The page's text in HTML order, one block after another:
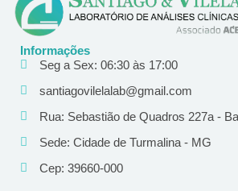
Informações
Seg a Sex: 06:30 às 17:00
santiagovilelalab@gmail.com
Rua: Sebastião de Quadros 227a -
Sede: Cidade de Turmalina - MG
Cep: 39660-000